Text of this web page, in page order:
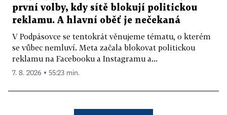
první volby, kdy sítě blokují politickou
reklamu. A hlavní oběť je nečekaná
V Podpásovce se tentokrát věnujeme tématu, o kterém
se vůbec nemluví. Meta začala blokovat politickou
reklamu na Facebooku a Instagramu a...
7. 8. 2026 ▪ 55:23 min.